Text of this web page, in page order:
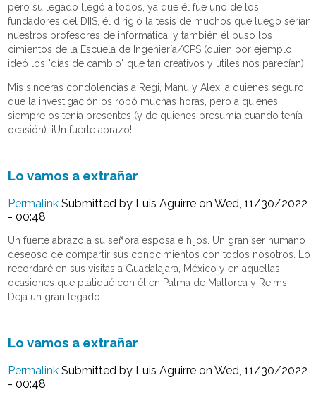
pero su legado llegó a todos, ya que él fue uno de los
fundadores del DIIS, él dirigió la tesis de muchos que luego serían
nuestros profesores de informática, y también él puso los
cimientos de la Escuela de Ingeniería/CPS (quien por ejemplo
ideó los "días de cambio" que tan creativos y útiles nos parecían).
Mis sinceras condolencias a Regi, Manu y Alex, a quienes seguro
que la investigación os robó muchas horas, pero a quienes
siempre os tenía presentes (y de quienes presumía cuando tenía
ocasión). ¡Un fuerte abrazo!
Lo vamos a extrañar
Permalink Submitted by Luis Aguirre on Wed, 11/30/2022
- 00:48
Un fuerte abrazo a su señora esposa e hijos. Un gran ser humano
deseoso de compartir sus conocimientos con todos nosotros. Lo
recordaré en sus visitas a Guadalajara, México y en aquellas
ocasiones que platiqué con él en Palma de Mallorca y Reims.
Deja un gran legado.
Lo vamos a extrañar
Permalink Submitted by Luis Aguirre on Wed, 11/30/2022
- 00:48